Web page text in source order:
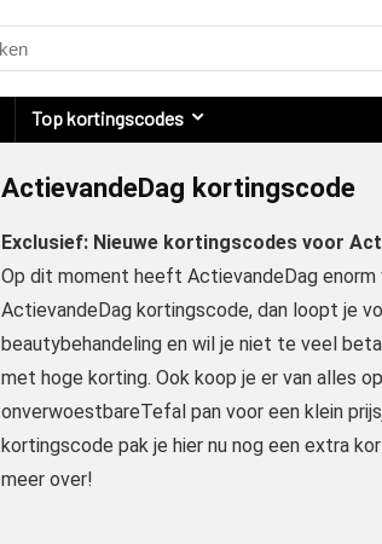
Top kortingscodes
ActievandeDag kortingscode
Exclusief: Nieuwe kortingscodes voor
Op dit moment heeft ActievandeDag enorm
ActievandeDag kortingscode, dan loopt je
beautybehandeling en wil je niet te veel
met hoge korting. Ook koop je er van alles
onverwoestbareTefal pan voor een klein
kortingscode pak je hier nu nog een extra
meer over!